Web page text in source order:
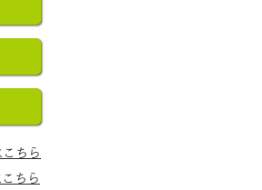
ちら
ちら